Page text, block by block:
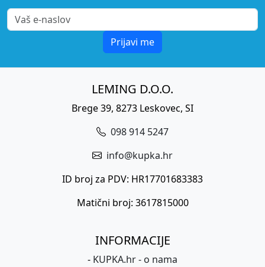
Prijavi me
LEMING D.O.O.
Brege 39, 8273 Leskovec, SI
098 914 5247
info@kupka.hr
ID broj za PDV: HR17701683383
Matični broj: 3617815000
INFORMACIJE
- KUPKA.hr - o nama